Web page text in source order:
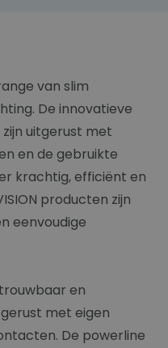
van slim
De innovatieve
uitgerust met
en de gebruikte
krachtig, efficiënt en
producten zijn
eenvoudige
en
met eigen
De powerline